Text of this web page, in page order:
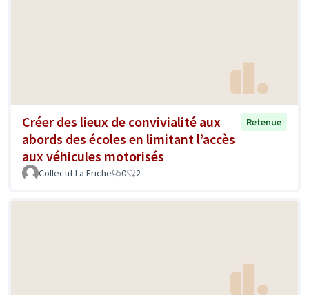
Créer des lieux de convivialité aux
abords des écoles en limitant l’accès
aux véhicules motorisés
Retenue
Collectif La Friche 0 2